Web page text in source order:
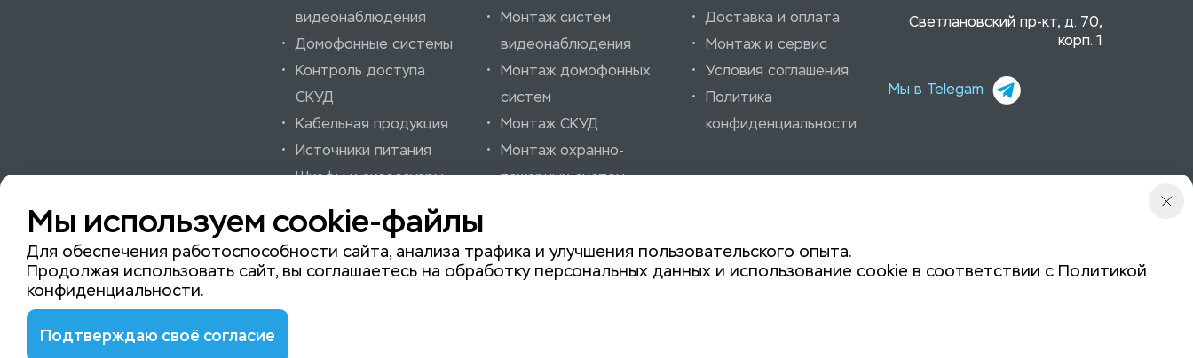
видеонаблюдения
Домофонные системы
Контроль доступа
СКУД
Кабельная продукция
Источники питания
Шкафы и аксессуары
пожарной сигнализации
Монтаж систем
видеонаблюдения
Монтаж домофонных
систем
Монтаж СКУД
Монтаж охранно-
пожарных систем
для ворот
Доставка и оплата
Монтаж и сервис
Условия соглашения
Политика
конфиденциальности
Светлановский пр-кт, д. 70,
корп. 1
Мы в Telegam
© 2015-2026 ISeeYou - системы безопасности
Мы используем cookie-файлы
Для обеспечения работоспособности сайта, анализа трафика и улучшения пользовательского опыта.
Продолжая использовать сайт, вы соглашаетесь на обработку персональных данных и использование cookie в соответствии с Политикой
конфиденциальности.
Подтверждаю своё согласие